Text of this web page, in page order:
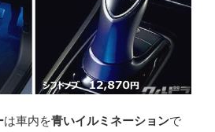
は車内を青いイルミネーションで